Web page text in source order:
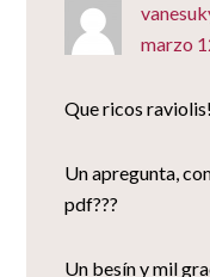
marzo
Que ricos
Un apregunta,
pdf???
Un besín y mil